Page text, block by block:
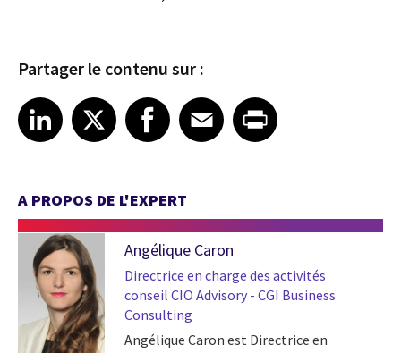
Partager le contenu sur :
Share article on LinkedIn
LinkedIn
Share article on XShare article on Facebook
Facebook
Share article on Email
EmailShare article on Print
A PROPOS DE L'EXPERT
Angélique Caron
Directrice en charge des activités
conseil CIO Advisory - CGI Business
Consulting
Angélique Caron est Directrice en